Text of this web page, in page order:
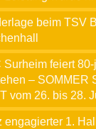
beim TSV
Surheim feiert
– SOMMER
vom 26. bis 28.
engagierter 1.